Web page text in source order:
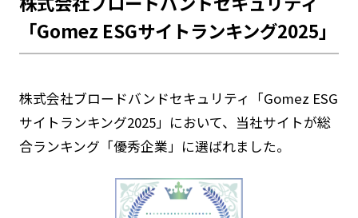
「Gomez ESGサイトランキング2025」
株式会社ブロードバンドセキュリティ「Gomez ESG
サイトランキング2025」において、当社サイトが総
合ランキング「優秀企業」に選ばれました。